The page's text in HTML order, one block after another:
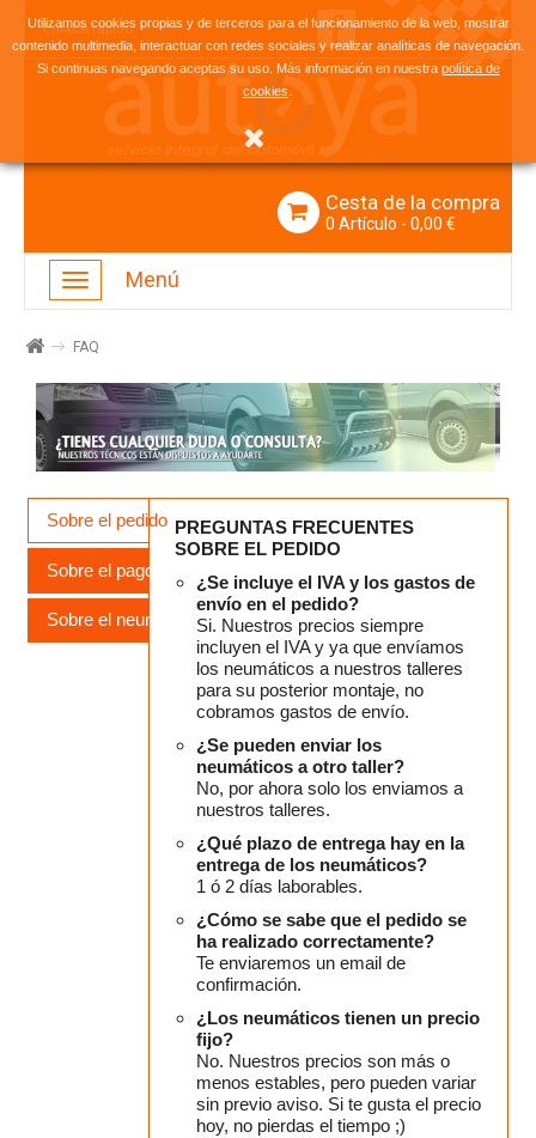
Utilizamos cookies propias y de terceros para el funcionamiento de la web, mostrar
contenido multimedia, interactuar con redes sociales y realizar analíticas de navegación.
Si continuas navegando aceptas su uso. Más información en nuestra política de
cookies.
Enlace rápido
Cesta de la compra
0 Artículo - 0,00 €
Navegación
Toggle
Menú
FAQ
Sobre el pedido
Sobre el pago
Sobre el neumático
PREGUNTAS FRECUENTES
SOBRE EL PEDIDO
¿Se incluye el IVA y los gastos de
envío en el pedido?
Si. Nuestros precios siempre
incluyen el IVA y ya que envíamos
los neumáticos a nuestros talleres
para su posterior montaje, no
cobramos gastos de envío.
¿Se pueden enviar los
neumáticos a otro taller?
No, por ahora solo los enviamos a
nuestros talleres.
¿Qué plazo de entrega hay en la
entrega de los neumáticos?
1 ó 2 días laborables.
¿Cómo se sabe que el pedido se
ha realizado correctamente?
Te enviaremos un email de
confirmación.
¿Los neumáticos tienen un precio
fijo?
No. Nuestros precios son más o
menos estables, pero pueden variar
sin previo aviso. Si te gusta el precio
hoy, no pierdas el tiempo ;)